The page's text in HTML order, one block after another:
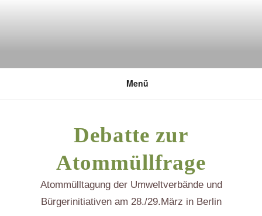
DEUTSCHE UMWELTSTIFTUNG
Menü
Debatte zur
Atommüllfrage
Atommülltagung der Umweltverbände und
Bürgerinitiativen am 28./29.März in Berlin